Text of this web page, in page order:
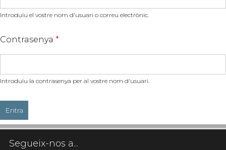
Introduïu el vostre nom d'usuari o correu electrònic.
Contrasenya *
Introduïu la contrasenya per al vostre nom d'usuari.
Segueix-nos a...